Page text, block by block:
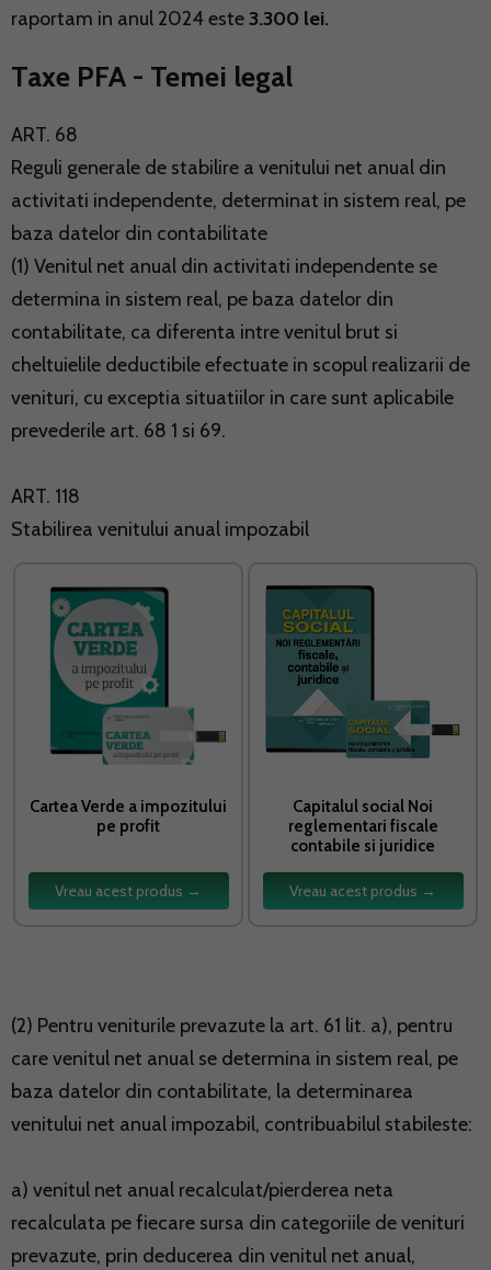
raportam in anul 2024 este3.300 lei.
Taxe PFA - Temei legal
ART. 68
Reguli generale de stabilire a venitului net anual din
activitati independente, determinat in sistem real, pe
baza datelor din contabilitate
(1) Venitul net anual din activitati independente se
determina in sistem real, pe baza datelor din
contabilitate, ca diferenta intre venitul brut si
cheltuielile deductibile efectuate in scopul realizarii de
venituri, cu exceptia situatiilor in care sunt aplicabile
prevederile art. 68 1 si 69.
ART. 118
Stabilirea venitului anual impozabil
Cartea Verde a impozitului
pe profit
Vreau acest produs →
Capitalul social Noi
reglementari fiscale
contabile si juridice
Vreau acest produs →
(2) Pentru veniturile prevazute la art. 61 lit. a), pentru
care venitul net anual se determina in sistem real, pe
baza datelor din contabilitate, la determinarea
venitului net anual impozabil, contribuabilul stabileste:
a) venitul net anual recalculat/pierderea neta
recalculata pe fiecare sursa din categoriile de venituri
prevazute, prin deducerea din venitul net anual,